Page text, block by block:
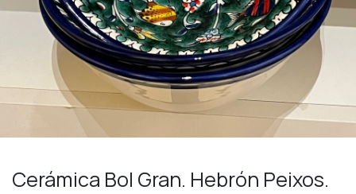
Cerámica Bol Gran. Hebrón Peixos.